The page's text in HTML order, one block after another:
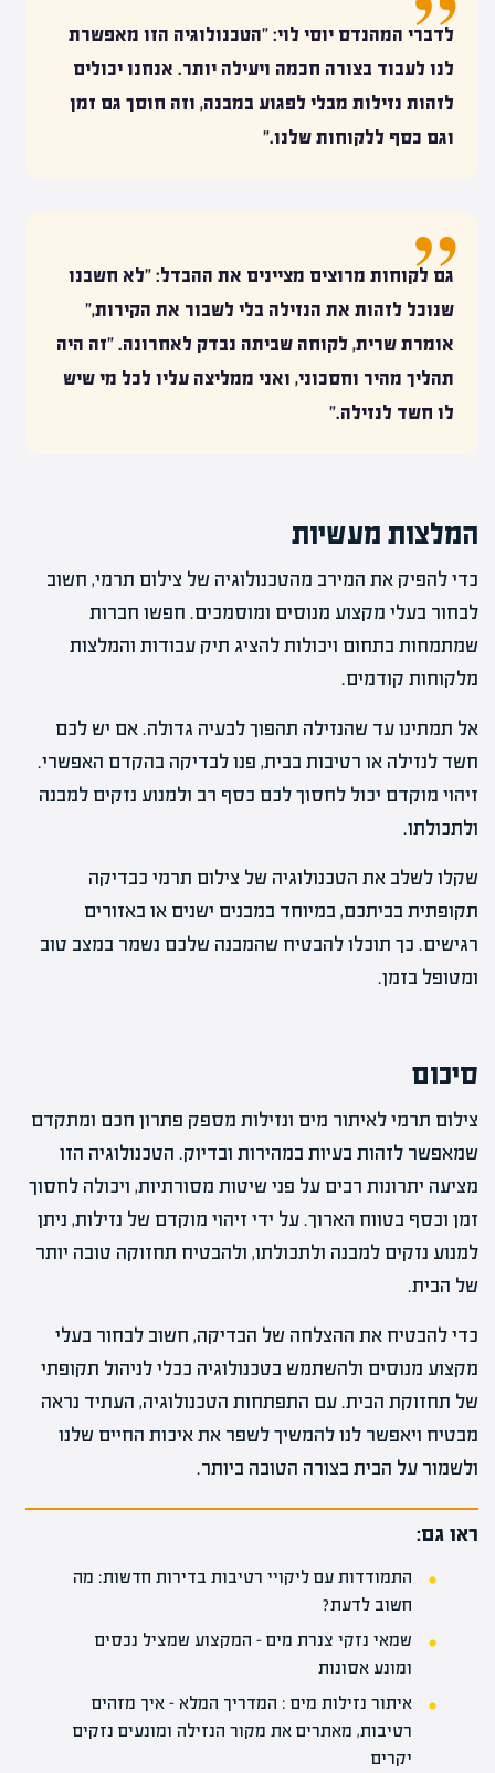
לדברי המהנדס יוסי לוי: "הטכנולוגיה הזו מאפשרת
לנו לעבוד בצורה חכמה ויעילה יותר. אנחנו יכולים
לזהות נזילות מבלי לפגוע במבנה, וזה חוסך גם זמן
וגם כסף ללקוחות שלנו."
גם לקוחות מרוצים מציינים את ההבדל: "לא חשבנו
שנוכל לזהות את הנזילה בלי לשבור את הקירות,"
אומרת שרית, לקוחה שביתה נבדק לאחרונה. "זה היה
תהליך מהיר וחסכוני, ואני ממליצה עליו לכל מי שיש
לו חשד לנזילה."
המלצות מעשיות
כדי להפיק את המירב מהטכנולוגיה של צילום תרמי, חשוב
לבחור בעלי מקצוע מנוסים ומוסמכים. חפשו חברות
שמתמחות בתחום ויכולות להציג תיק עבודות והמלצות
מלקוחות קודמים.
אל תמתינו עד שהנזילה תהפוך לבעיה גדולה. אם יש לכם
חשד לנזילה או רטיבות בבית, פנו לבדיקה בהקדם האפשרי.
זיהוי מוקדם יכול לחסוך לכם כסף רב ולמנוע נזקים למבנה
ולתכולתו.
שקלו לשלב את הטכנולוגיה של צילום תרמי כבדיקה
תקופתית בביתכם, במיוחד במבנים ישנים או באזורים
רגישים. כך תוכלו להבטיח שהמבנה שלכם נשמר במצב טוב
ומטופל בזמן.
סיכום
צילום תרמי לאיתור מים ונזילות מספק פתרון חכם ומתקדם
שמאפשר לזהות בעיות במהירות ובדיוק. הטכנולוגיה הזו
מציעה יתרונות רבים על פני שיטות מסורתיות, ויכולה לחסוך
זמן וכסף בטווח הארוך. על ידי זיהוי מוקדם של נזילות, ניתן
למנוע נזקים למבנה ולתכולתו, ולהבטיח תחזוקה טובה יותר
של הבית.
כדי להבטיח את ההצלחה של הבדיקה, חשוב לבחור בעלי
מקצוע מנוסים ולהשתמש בטכנולוגיה ככלי לניהול תקופתי
של תחזוקת הבית. עם התפתחות הטכנולוגיה, העתיד נראה
מבטיח ויאפשר לנו להמשיך לשפר את איכות החיים שלנו
ולשמור על הבית בצורה הטובה ביותר.
ראו גם:
התמודדות עם ליקויי רטיבות בדירות חדשות: מה
חשוב לדעת?
שמאי נזקי צנרת מים – המקצוע שמציל נכסים
ומונע אסונות
איתור נזילות מים : המדריך המלא – איך מזהים
רטיבות, מאתרים את מקור הנזילה ומונעים נזקים
יקרים